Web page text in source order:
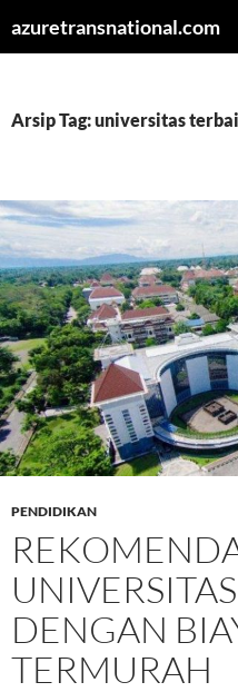
azuretransnational.com
Arsip Tag: universitas
PENDIDIKAN
DENGAN
TERMURAH